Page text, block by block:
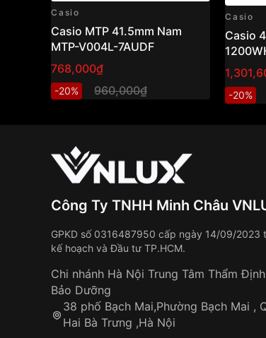
Casio
Casio MTP 41.5mm Nam
MTP-V004L-7AUDF
768,000₫
-20% 960,000₫
Casio
Casio
-20%
Công Ty TNHH Minh Châu
GPKD số 0316487950 cấp ngày 14/09/2023
kế hoạch và Đầu tư TP.HCM.
Chi nhánh Hà Nội Trung Tâm Thẩm
Bảo Dưỡng
38 phố Bạch Mai,Phường Bạch Mai ,
Hai Bà Trưng ,Hà Nội